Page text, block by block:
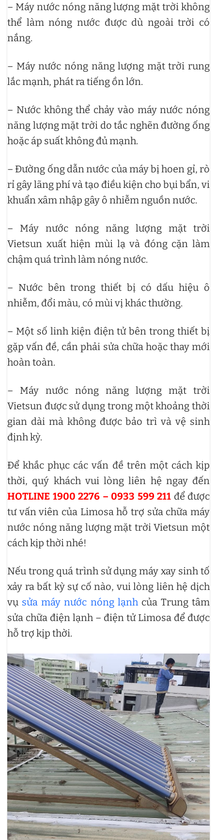
– Máy nước nóng năng lượng mặt trời không
thể làm nóng nước được dù ngoài trời có
nắng.
– Máy nước nóng năng lượng mặt trời rung
lắc mạnh, phát ra tiếng ồn lớn.
– Nước không thể chảy vào máy nước nóng
năng lượng mặt trời do tắc nghẽn đường ống
hoặc áp suất không đủ mạnh.
– Đường ống dẫn nước của máy bị hoen gỉ, rò
rỉ gây lãng phí và tạo điều kiện cho bụi bẩn, vi
khuẩn xâm nhập gây ô nhiễm nguồn nước.
– Máy nước nóng năng lượng mặt trời
Vietsun xuất hiện mùi lạ và đóng cặn làm
chậm quá trình làm nóng nước.
– Nước bên trong thiết bị có dấu hiệu ô
nhiễm, đổi màu, có mùi vị khác thường.
– Một số linh kiện điện tử bên trong thiết bị
gặp vấn đề, cần phải sửa chữa hoặc thay mới
hoàn toàn.
– Máy nước nóng năng lượng mặt trời
Vietsun được sử dụng trong một khoảng thời
gian dài mà không được bảo trì và vệ sinh
định kỳ.
Để khắc phục các vấn đề trên một cách kịp
thời, quý khách vui lòng liên hệ ngay đến
HOTLINE 1900 2276 – 0933 599 211 để được
tư vấn viên của Limosa hỗ trợ sửa chữa máy
nước nóng năng lượng mặt trời Vietsun một
cách kịp thời nhé!
Nếu trong quá trình sử dụng máy xay sinh tố
xảy ra bất kỳ sự cố nào, vui lòng liên hệ dịch
vụ sửa máy nước nóng lạnh của Trung tâm
sửa chữa điện lạnh – điện tử Limosa để được
hỗ trợ kịp thời.